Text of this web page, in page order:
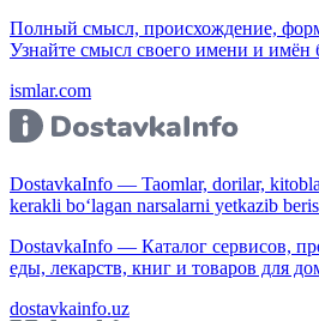
Полный смысл, происхождение,
Узнайте смысл своего имени и имён
ismlar.com
DostavkaInfo — Taomlar, dorilar,
kerakli bo‘lagan narsalarni yetkazib
DostavkaInfo — Каталог сервисов,
еды, лекарств, книг и товаров для
dostavkainfo.uz